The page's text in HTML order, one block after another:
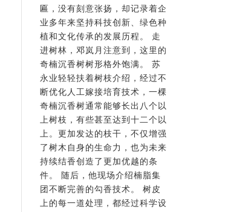
匾，没有刻意张扬，却记录着企
业多年来坚持科技创新、绿色种
植和文化传承的发展历程。 走
进树林，邓岚月注意到，这里的
奇楠沉香树树形格外饱满。 苏
永业轻轻扶着树枝介绍，经过不
断优化人工嫁接培育技术，一棵
奇楠沉香树通常能够长出八个以
上树枝，有些甚至达到十二个以
上。更加发达的枝干，不仅增强
了树木自身的生命力，也为未来
持续结香创造了更加优越的条
件。 随后，他现场介绍楠脂集
团不断完善的勾香技术。 树皮
上的每一道处理，都经过科学设